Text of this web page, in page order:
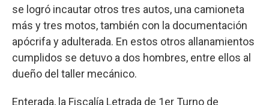
se logró incautar otros tres autos, una camioneta
más y tres motos, también con la documentación
apócrifa y adulterada. En estos otros allanamientos
cumplidos se detuvo a dos hombres, entre ellos al
dueño del taller mecánico.
Enterada, la Fiscalía Letrada de 1er Turno de